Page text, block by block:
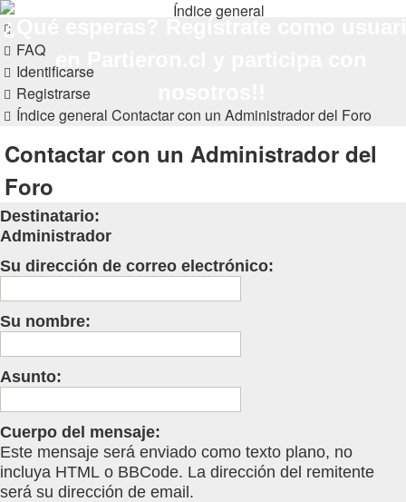
¿Qué esperas? Regístrate como
PARTIERON.CL
El primer foro hípico chileno
Obviar
FAQ
Identificarse
Registrarse
Índice general Contactar con un Administrador del Foro
Contactar con un Administrador del
Foro
Destinatario:
Administrador
Su dirección de correo electrónico:
Su nombre:
Asunto:
Cuerpo del mensaje:
Este mensaje será enviado como texto plano, no
incluya HTML o BBCode. La dirección del remitente
será su dirección de email.